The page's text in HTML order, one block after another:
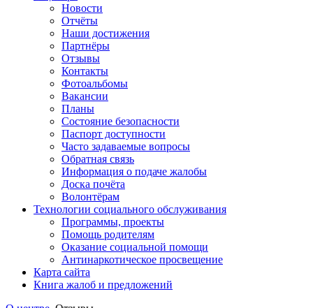
Новости
Отчёты
Наши достижения
Партнёры
Отзывы
Контакты
Фотоальбомы
Вакансии
Планы
Состояние безопасности
Паспорт доступности
Часто задаваемые вопросы
Обратная связь
Информация о подаче жалобы
Доска почёта
Волонтёрам
Технологии социального обслуживания
Программы, проекты
Помощь родителям
Оказание социальной помощи
Антинаркотическое просвещение
Карта сайта
Книга жалоб и предложений